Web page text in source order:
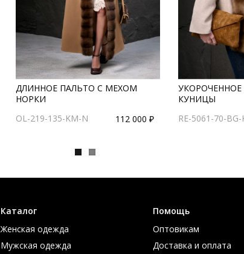
ДЛИННОЕ ПАЛЬТО С МЕХОМ
НОРКИ
OL-219-135-KM-N
112 000 ₽
КУНИЦЫ
RE-5061-70-BG-
Каталог
Женская одежда
Мужская одежда
Помощь
Оптовикам
Доставка и оплата